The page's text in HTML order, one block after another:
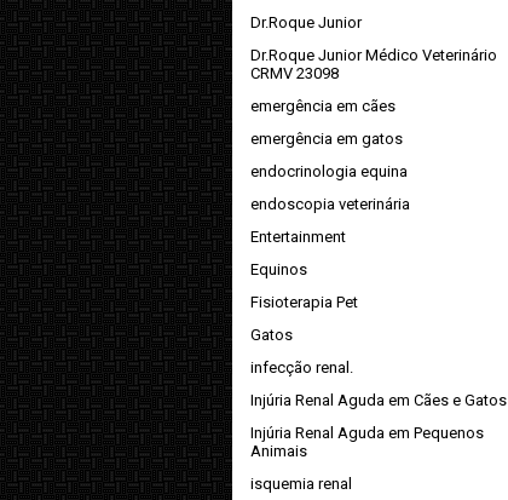
Dr.Roque Junior
Dr.Roque Junior Médico Veterinário
CRMV 23098
emergência em cães
emergência em gatos
endocrinologia equina
endoscopia veterinária
Entertainment
Equinos
Fisioterapia Pet
Gatos
infecção renal.
Injúria Renal Aguda em Cães e Gatos
Injúria Renal Aguda em Pequenos
Animais
isquemia renal